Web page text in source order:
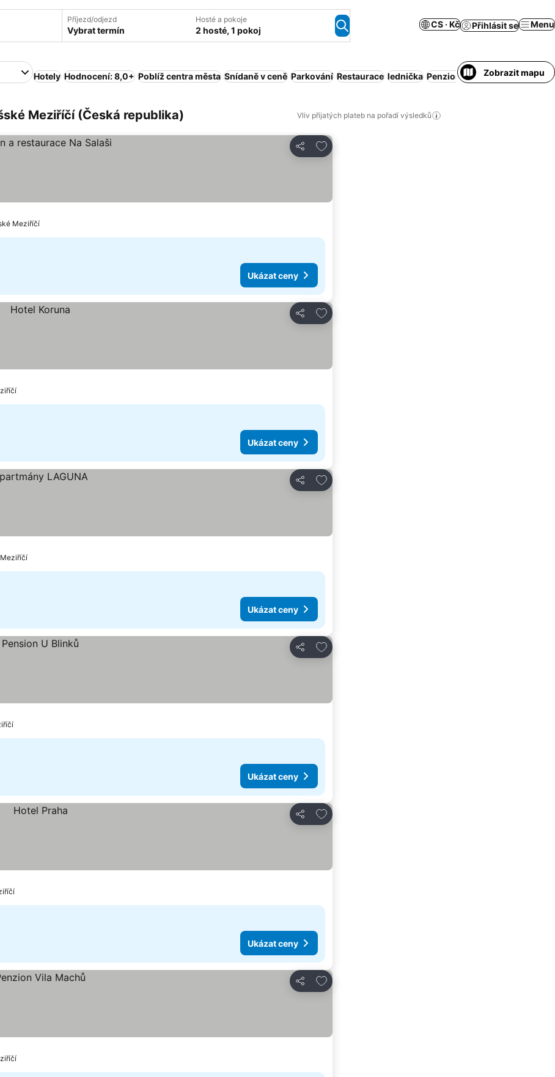
Příjezd/odjezd
Vybrat termín
Hosté a pokoje
2 hosté, 1 pokoj
CS · Kč Přihlásit se Menu
Hotely Hodnocení: 8,0+ Poblíž centra města Snídaně v ceně Parkování Restaurace lednička Penzion Celý dům / apartmán
Zobrazit mapu
Meziříčí (Česká republika) Vliv přijatých plateb na pořadí výsledků
Sdílet
Přidat na seznam oblíbených hotelů
Meziříčí
Ukázat ceny
Sdílet
Přidat na seznam oblíbených hotelů
Ukázat ceny
Sdílet
Přidat na seznam oblíbených hotelů
Ukázat ceny
Sdílet
Přidat na seznam oblíbených hotelů
Ukázat ceny
Sdílet
Přidat na seznam oblíbených hotelů
Ukázat ceny
Sdílet
Přidat na seznam oblíbených hotelů